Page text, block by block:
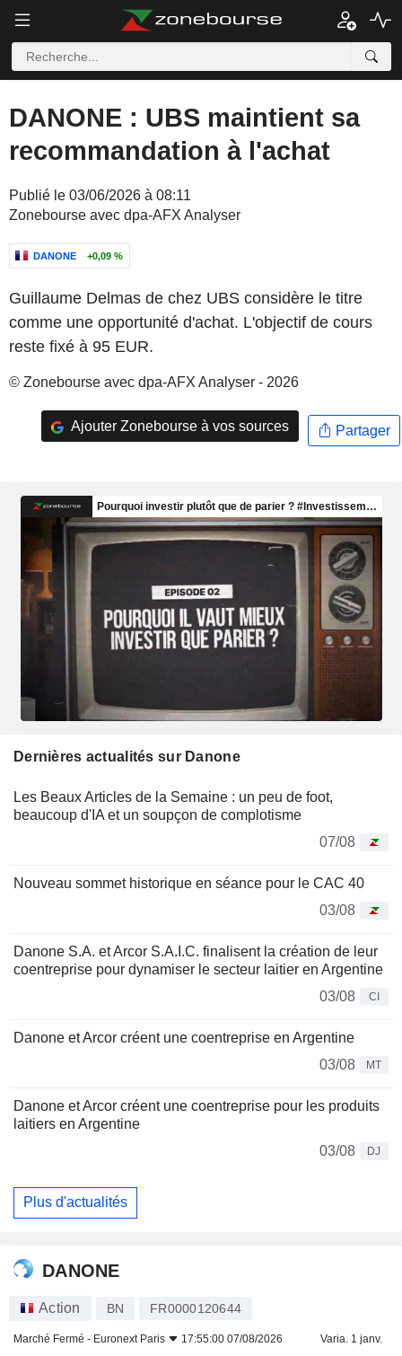
DANONE : UBS maintient sa
recommandation à l'achat
Publié le 03/06/2026 à 08:11
Zonebourse avec dpa-AFX Analyser
DANONE +0,09 %
Guillaume Delmas de chez UBS considère le titre
comme une opportunité d'achat. L'objectif de cours
reste fixé à 95 EUR.
© Zonebourse avec dpa-AFX Analyser - 2026
Ajouter Zonebourse à vos sources Partager
Dernières actualités sur Danone
Les Beaux Articles de la Semaine : un peu de foot,
beaucoup d'IA et un soupçon de complotisme
07/08
Nouveau sommet historique en séance pour le CAC 40
03/08
Danone S.A. et Arcor S.A.I.C. finalisent la création de leur
coentreprise pour dynamiser le secteur laitier en Argentine
03/08
CI
Danone et Arcor créent une coentreprise en Argentine
03/08
MT
Danone et Arcor créent une coentreprise pour les produits
laitiers en Argentine
03/08
DJ
Plus d'actualités
DANONE
Action BN FR0000120644
Marché Fermé - Euronext Paris 17:55:00 07/08/2026 Varia. 1 janv.